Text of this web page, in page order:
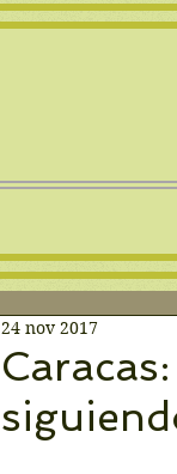
24 nov 2017